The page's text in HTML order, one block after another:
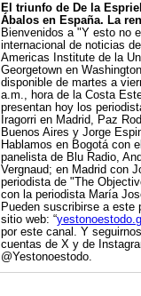
El triunfo de De la
Ábalos en España. La
Bienvenidos a "Y esto no
internacional de noticias
Americas Institute de la
Georgetown en
disponible de martes a
a.m., hora de la Costa
presentan hoy los
Iragorri en Madrid, Paz
Buenos Aires y Jorge
Hablamos en Bogotá con
panelista de Blu Radio,
Vergnaud; en Madrid con
periodista de "The
con la periodista María
Pueden suscribirse a este
sitio web: “
por este canal. Y
cuentas de X y de
@Yestonoestodo.